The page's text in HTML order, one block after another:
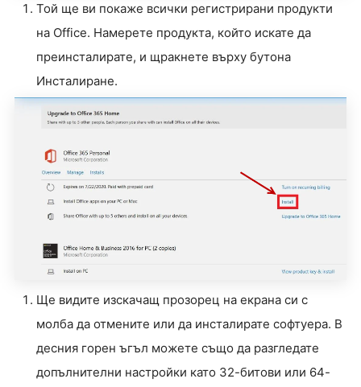
Той ще ви покаже всички регистрирани продукти
на Office. Намерете продукта, който искате да
преинсталирате, и щракнете върху бутона
Инсталиране.
Ще видите изскачащ прозорец на екрана си с
молба да отмените или да инсталирате софтуера. В
десния горен ъгъл можете също да разгледате
допълнителни настройки като 32-битови или 64-